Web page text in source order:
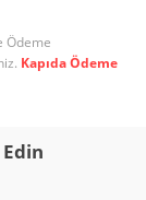
Ödeme
Kapıda Ödeme